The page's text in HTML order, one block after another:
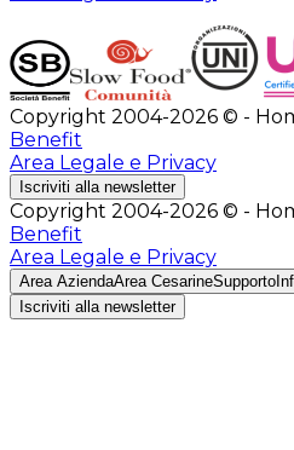
Copyright 2004-2026 © -
Benefit
Area Legale e Privacy
Iscriviti alla newsletter
Copyright 2004-2026 © -
Benefit
Area Legale e Privacy
Area AziendaArea CesarineSupporto
Iscriviti alla newsletter